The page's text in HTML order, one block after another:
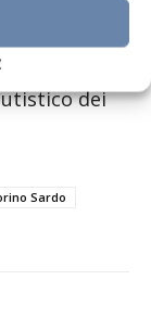
nuraghe,
isola
dei
Sardo